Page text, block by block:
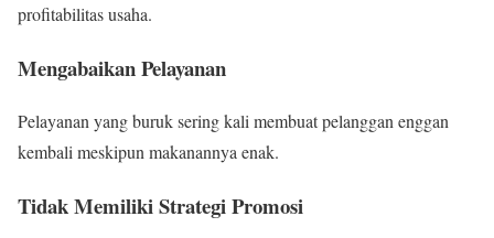
profitabilitas usaha.
Mengabaikan Pelayanan
Pelayanan yang buruk sering kali membuat pelanggan enggan
kembali meskipun makanannya enak.
Tidak Memiliki Strategi Promosi